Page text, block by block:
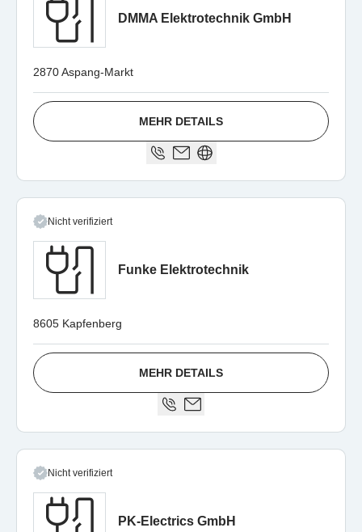
DMMA Elektrotechnik GmbH
2870 Aspang-Markt
MEHR DETAILS
Nicht verifiziert
Funke Elektrotechnik
8605 Kapfenberg
MEHR DETAILS
Nicht verifiziert
PK-Electrics GmbH